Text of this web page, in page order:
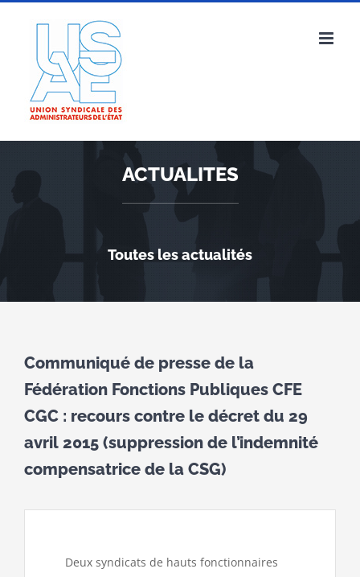
contenu
ACTUALITES
Toutes les actualités
Communiqué de presse de la
Fédération Fonctions Publiques CFE
CGC : recours contre le décret du 29
avril 2015 (suppression de l’indemnité
compensatrice de la CSG)
Deux syndicats de hauts fonctionnaires